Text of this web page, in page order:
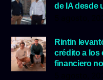
de IA desde
Rintin
crédito a los
financiero